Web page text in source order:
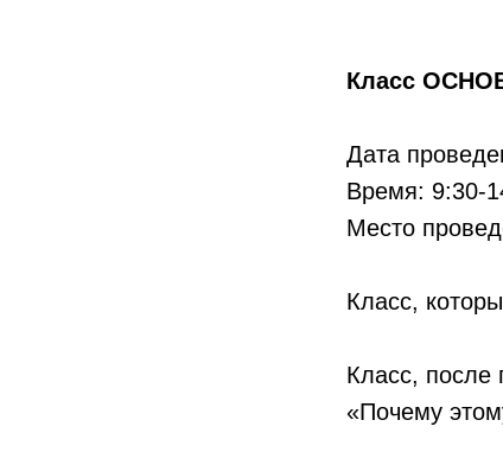
Класс
Дата
Время: 9:30-
Место
Класс,
Класс, после
«Почему